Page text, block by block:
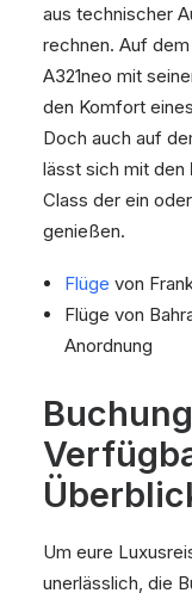
aus technischer
rechnen. Auf
A321neo mit
den Komfort
Doch auch auf
lässt sich mit den
Class der ein
genießen.
Flüge von
Flüge von
Anordnung
Um eure
unerlässlich, die